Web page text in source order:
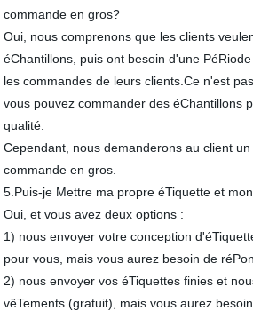
commande en gros?
Oui, nous comprenons que les clients
éChantillons, puis ont besoin d'une
les commandes de leurs clients.Ce n'est
vous pouvez commander des éChantillons
qualité.
Cependant, nous demanderons au client
commande en gros.
5.Puis-je Mettre ma propre éTiquette et
Oui, et vous avez deux options :
1) nous envoyer votre conception
pour vous, mais vous aurez besoin de
2) nous envoyer vos éTiquettes finies et
vêTements (gratuit), mais vous aurez